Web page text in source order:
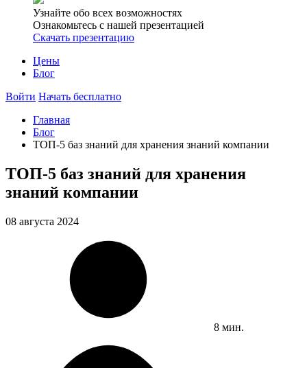
Узнайте обо всех возможностях
Ознакомьтесь с нашей презентацией
Скачать презентацию
Цены
Блог
Войти Начать бесплатно
Главная
Блог
ТОП-5 баз знаний для хранения знаний компании
ТОП-5 баз знаний для хранения
знаний компании
08 августа 2024
8 мин.